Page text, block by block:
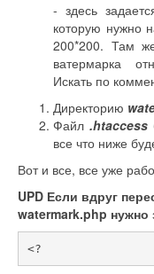
- здесь
которую нужно
200*200. Там
ватермарка
Искать по
Директорию
Файл.htaccess
все что ниже
Вот и все, все уже
UPD Если вдруг
watermark.php нужно
<?